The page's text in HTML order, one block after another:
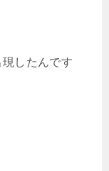
したんです